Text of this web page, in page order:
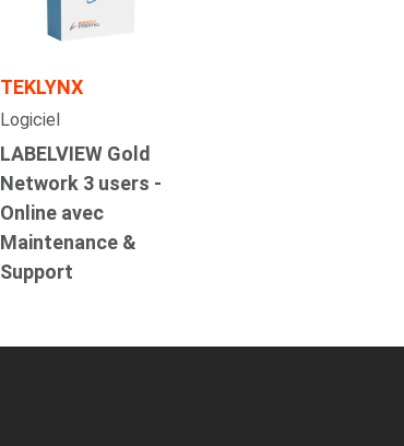
TEKLYNX
Logiciel
LABELVIEW Gold
Network 3 users -
Online avec
Maintenance &
Support